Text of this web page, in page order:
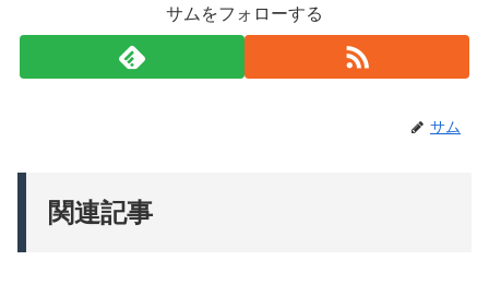
サムをフォローする
サム
関連記事